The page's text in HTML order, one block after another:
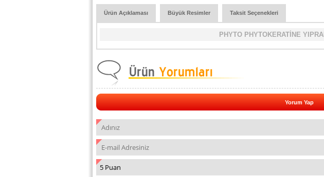
Ürün Açıklaması Büyük Resimler Taksit Seçenekleri
PHYTO PHYTOKERATİNE
Yorum Yap